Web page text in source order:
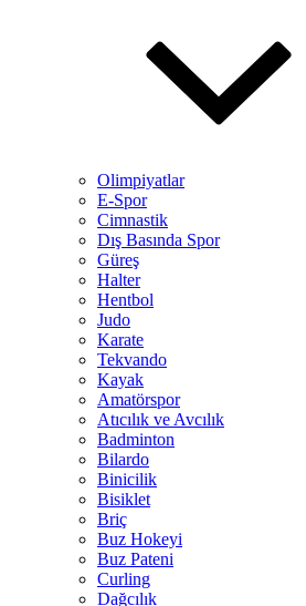
Olimpiyatlar
E-Spor
Cimnastik
Dış Basında Spor
Güreş
Halter
Hentbol
Judo
Karate
Tekvando
Kayak
Amatörspor
Atıcılık ve Avcılık
Badminton
Bilardo
Binicilik
Bisiklet
Briç
Buz Hokeyi
Buz Pateni
Curling
Dağcılık